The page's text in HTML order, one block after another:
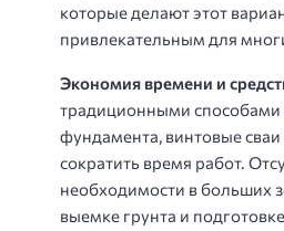
которые делают этот
привлекательным для
Экономия времени и
традиционными способами
фундамента, винтовые
сократить время работ.
необходимости в больших
выемке грунта и